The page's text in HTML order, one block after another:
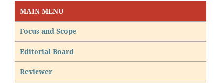
MAIN MENU
Focus and Scope
Editorial Board
Reviewer